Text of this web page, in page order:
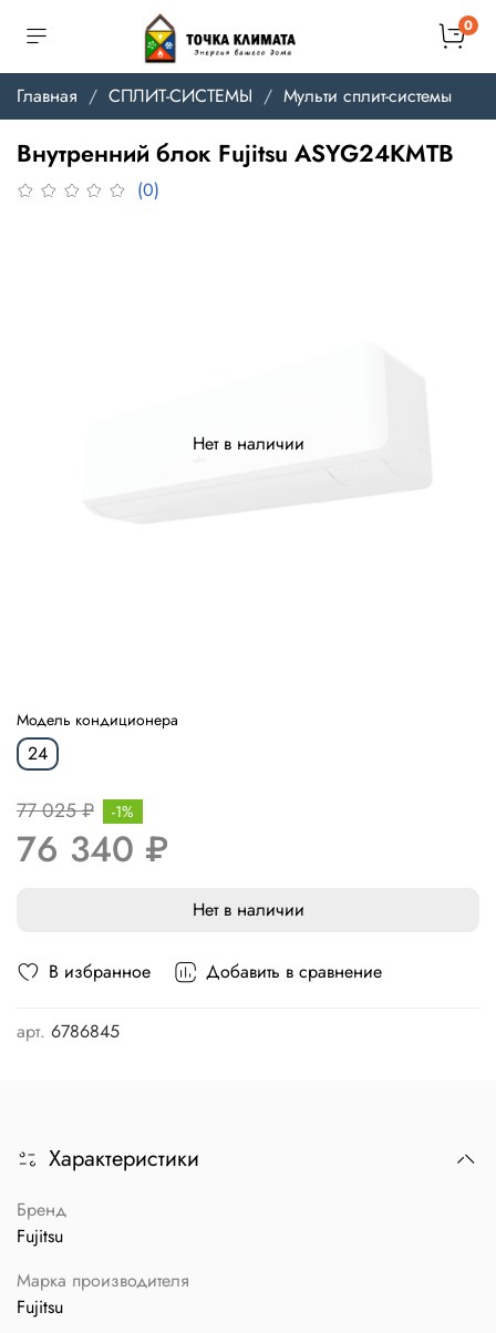
0
Главная СПЛИТ-СИСТЕМЫ Мульти сплит-системы
Внутренний блок Fujitsu ASYG24KMTB
(0)
В избранное Добавить в сравнение
арт. 6786845
Нет в наличии
Модель кондиционера
24
77 025 ₽
76 340 ₽
-1%
Нет в наличии
Характеристики
Бренд
Fujitsu
Марка производителя
Fujitsu